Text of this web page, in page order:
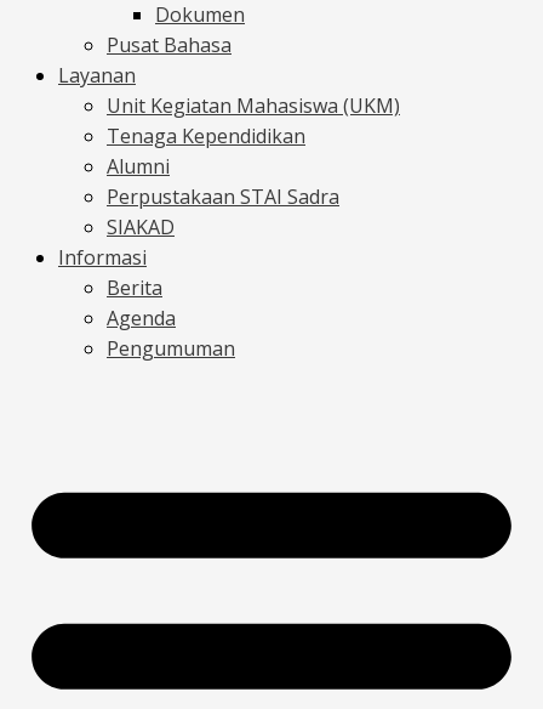
Dokumen
Pusat Bahasa
Layanan
Unit Kegiatan Mahasiswa (UKM)
Tenaga Kependidikan
Alumni
Perpustakaan STAI Sadra
SIAKAD
Informasi
Berita
Agenda
Pengumuman